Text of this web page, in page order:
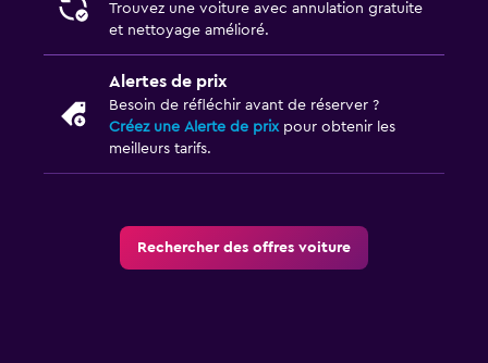
Trouvez une voiture avec annulation gratuite
et nettoyage amélioré.
Alertes de prix
Besoin de réfléchir avant de réserver ?
Créez une Alerte de prixpour obtenir les
meilleurs tarifs.
Rechercher des offres voiture